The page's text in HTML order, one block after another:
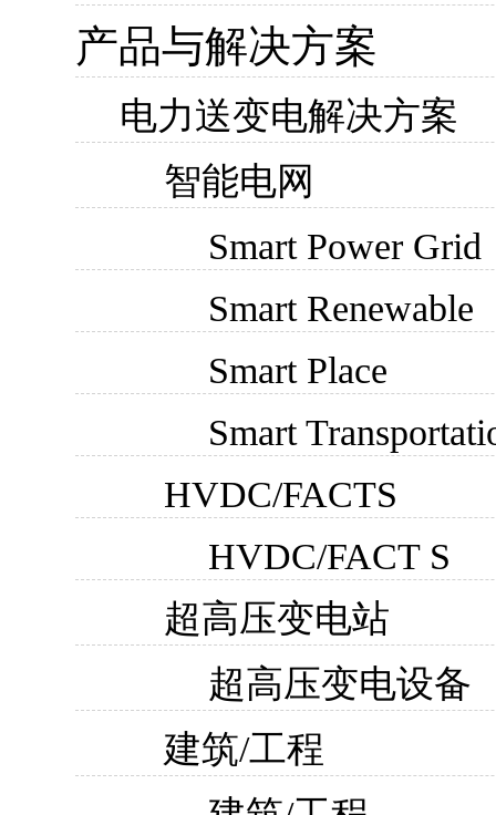
产品与解决方案
电力送变电解决方案
智能电网
Smart Power Grid
Smart Renewable
Smart Place
Smart
HVDC/FACTS
HVDC/FACT S
超高压变电站
超高压变电设备
建筑/工程